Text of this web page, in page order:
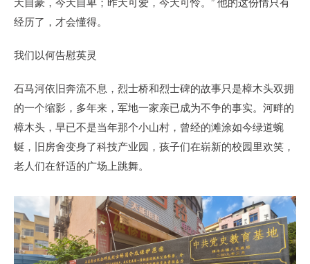
经历了，才会懂得。
我们以何告慰英灵
石马河依旧奔流不息，烈士桥和烈士碑的故事只是樟木头双拥
的一个缩影，多年来，军地一家亲已成为不争的事实。河畔的
樟木头，早已不是当年那个小山村，曾经的滩涂如今绿道蜿
蜒，旧房舍变身了科技产业园，孩子们在崭新的校园里欢笑，
老人们在舒适的广场上跳舞。